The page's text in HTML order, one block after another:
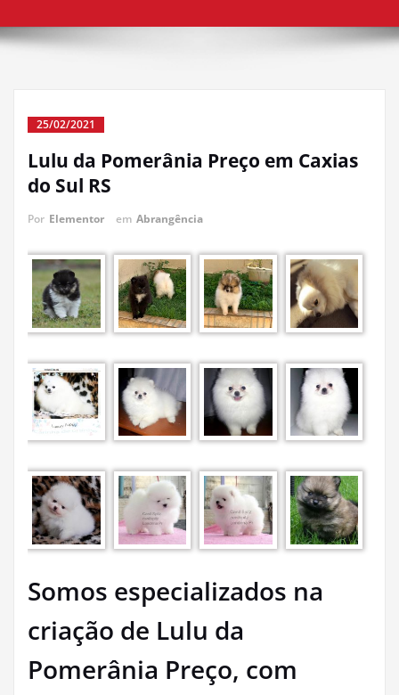
25/02/2021
Lulu da Pomerânia Preço em Caxias
do Sul RS
Por Elementor em Abrangência
Somos especializados na
criação de Lulu da
Pomerânia Preço, com